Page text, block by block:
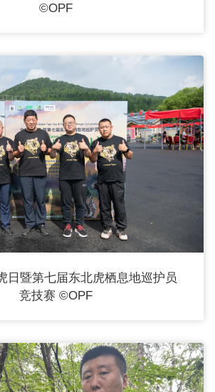
©OPF
日暨第七届东北虎栖息地巡护员
竞技赛 ©OPF